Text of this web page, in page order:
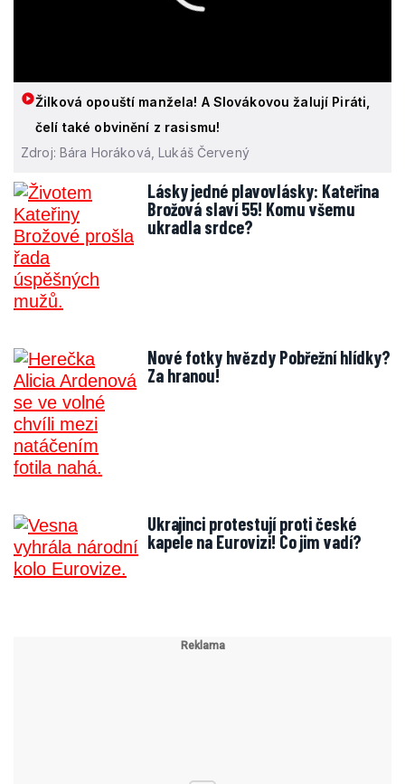
Žilková opouští manžela! A Slovákovou žalují Piráti,
čelí také obvinění z rasismu!
Zdroj: Bára Horáková, Lukáš Červený
Lásky jedné plavovlásky: Kateřina
Brožová slaví 55! Komu všemu
ukradla srdce?
Nové fotky hvězdy Pobřežní hlídky?
Za hranou!
Ukrajinci protestují proti české
kapele na Eurovizi! Co jim vadí?